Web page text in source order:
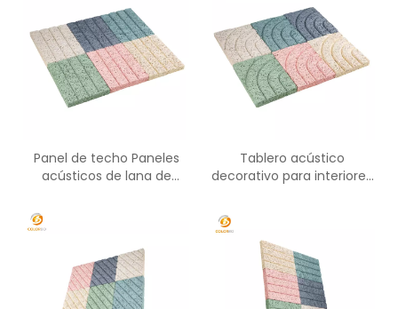
Panel de techo Paneles
acústicos de lana de
Tablero acústico
decorativo para interiores